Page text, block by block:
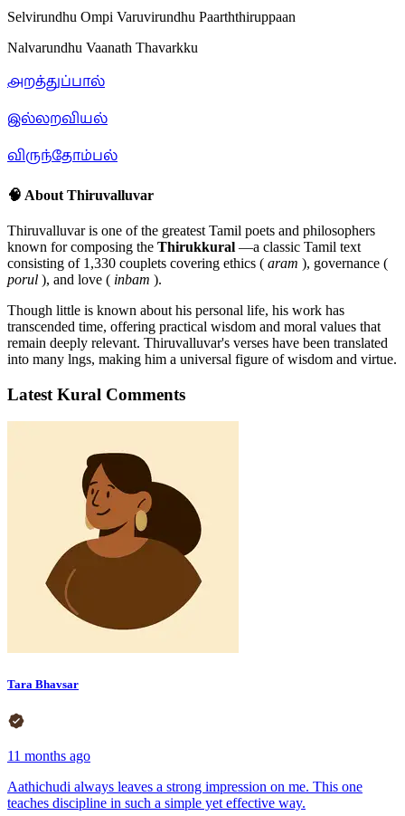
Selvirundhu Ompi Varuvirundhu Paarththiruppaan
Nalvarundhu Vaanath Thavarkku
அறத்துப்பால்
இல்லறவியல்
விருந்தோம்பல்
🧠 About Thiruvalluvar
Thiruvalluvar is one of the greatest Tamil poets and philosophers
known for composing the Thirukkural —a classic Tamil text
consisting of 1,330 couplets covering ethics ( aram ), governance (
porul ), and love ( inbam ).
Though little is known about his personal life, his work has
transcended time, offering practical wisdom and moral values that
remain deeply relevant. Thiruvalluvar's verses have been translated
into many lngs, making him a universal figure of wisdom and virtue.
Latest Kural Comments
Tara Bhavsar
11 months ago
Aathichudi always leaves a strong impression on me. This one
teaches discipline in such a simple yet effective way.